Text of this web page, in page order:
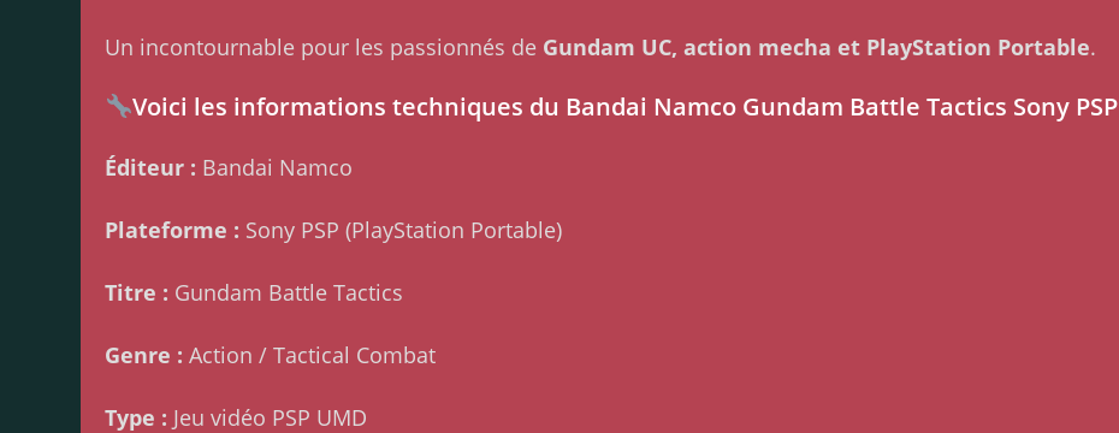
Un incontournable pour les passionnés de Gundam UC, action mecha et PlayStation Portable.
Voici les informations techniques du Bandai Namco Gundam Battle Tactics Sony PSP
Éditeur : Bandai Namco
Plateforme : Sony PSP (PlayStation Portable)
Titre : Gundam Battle Tactics
Genre : Action / Tactical Combat
Type : Jeu vidéo PSP UMD